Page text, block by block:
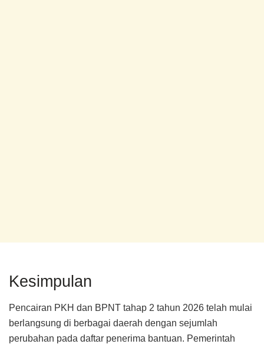
Kesimpulan
Pencairan PKH dan BPNT tahap 2 tahun 2026 telah mulai
berlangsung di berbagai daerah dengan sejumlah
perubahan pada daftar penerima bantuan. Pemerintah